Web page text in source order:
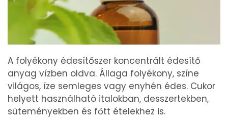
A folyékony édesítőszer koncentrált édesítő
anyag vízben oldva. Állaga folyékony, színe
világos, íze semleges vagy enyhén édes. Cukor
helyett használható italokban, desszertekben,
süteményekben és főtt ételekhez is.